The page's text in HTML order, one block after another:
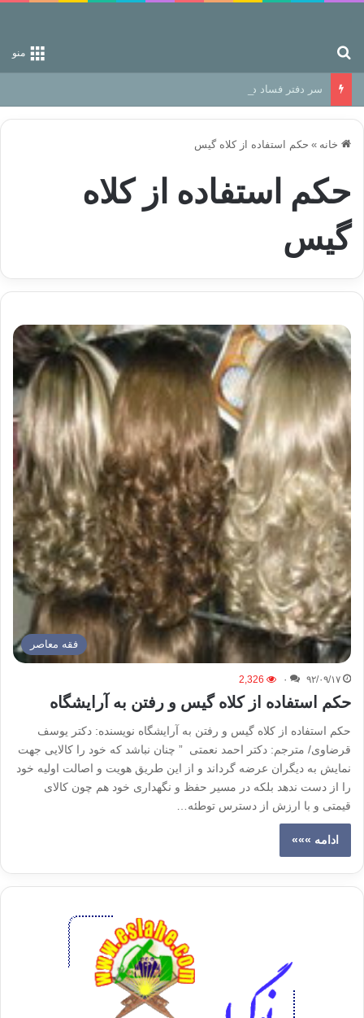
منو
سر دفتر فساد در زمین‌، دوری وکناره‌گیری از راه خداست‌!
خانه » حکم استفاده از کلاه گیس
حکم استفاده از کلاه
گیس
فقه معاصر
۹۲/۰۹/۱۷ ۰ 2,326
حکم استفاده از کلاه گیس و رفتن به آرایشگاه
حکم استفاده از کلاه گیس و رفتن به آرایشگاه نویسنده: دکتر یوسف
قرضاوی/ مترجم: دکتر احمد نعمتی ” چنان نباشد که خود را کالایی جهت
نمایش به دیگران عرضه گرداند و از این طریق هویت و اصالت اولیه خود
را از دست ندهد بلکه در مسیر حفظ و نگهداری خود هم چون کالای
قیمتی و با ارزش از دسترس توطئه…
ادامه »»»